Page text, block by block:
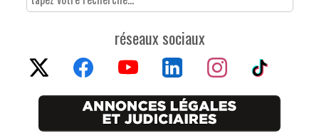
réseaux sociaux